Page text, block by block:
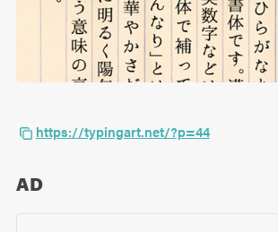
https://typingart.net/?p=44
AD